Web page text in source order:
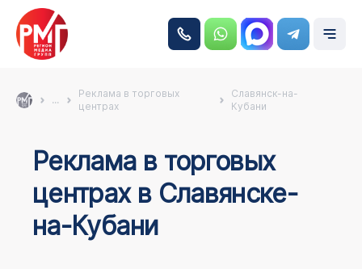
...
Реклама в торговых
центрах
Славянск-на-
Кубани
Реклама в торговых
центрах в Славянске-
на-Кубани